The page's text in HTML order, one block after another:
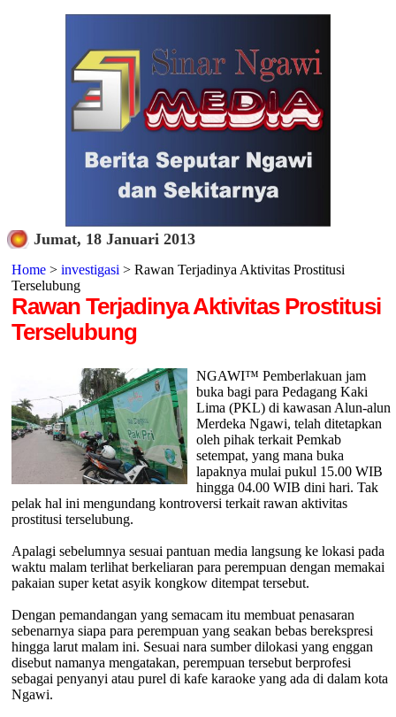
Jumat, 18 Januari 2013
Home> investigasi > Rawan Terjadinya Aktivitas Prostitusi
Terselubung
Rawan Terjadinya Aktivitas Prostitusi
Terselubung
NGAWI™ Pemberlakuan jam
buka bagi para Pedagang Kaki
Lima (PKL) di kawasan Alun-alun
Merdeka Ngawi, telah ditetapkan
oleh pihak terkait Pemkab
setempat, yang mana buka
lapaknya mulai pukul 15.00 WIB
hingga 04.00 WIB dini hari. Tak
pelak hal ini mengundang kontroversi terkait rawan aktivitas
prostitusi terselubung.
Apalagi sebelumnya sesuai pantuan media langsung ke lokasi pada
waktu malam terlihat berkeliaran para perempuan dengan memakai
pakaian super ketat asyik kongkow ditempat tersebut.
Dengan pemandangan yang semacam itu membuat penasaran
sebenarnya siapa para perempuan yang seakan bebas berekspresi
hingga larut malam ini. Sesuai nara sumber dilokasi yang enggan
disebut namanya mengatakan, perempuan tersebut berprofesi
sebagai penyanyi atau purel di kafe karaoke yang ada di dalam kota
Ngawi.